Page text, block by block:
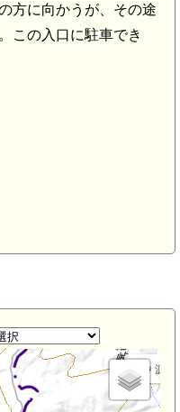
方に向かうが、その途
この入口に駐車でき
越中 源